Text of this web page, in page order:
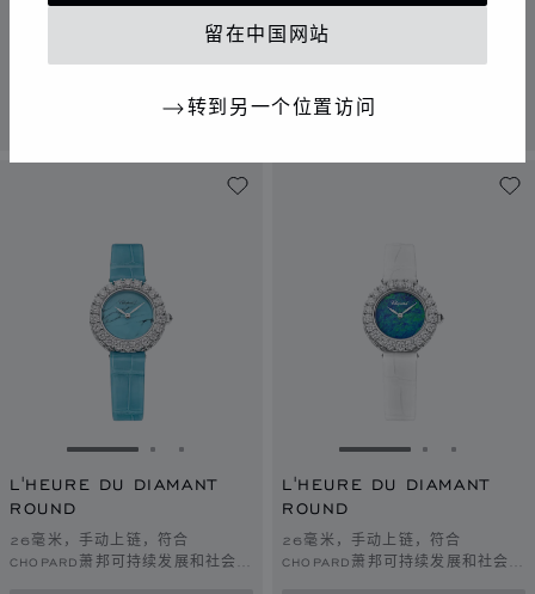
留在中国网站
转到另一个位置访问
形腕表
46.50 X 34.50毫米，自动上
链，符合CHOPARD萧邦可持续发展
联系我们
ROUND
26毫米，手动上链，符合
CHOPARD萧邦可持续发展和社会责
联系我们
转到幻灯片 1转到幻灯片 2
转到幻灯片 3
L'HEURE DU DIAMANT
ROUND
26毫米，手动上链，符合
CHOPARD萧邦可持续发展和社会责
转到幻灯片 1转到幻灯
转到幻
L'HEURE DU DIAMANT
ROUND
26毫米，手动上链，符合
CHOPARD萧邦可持续发展和社会责